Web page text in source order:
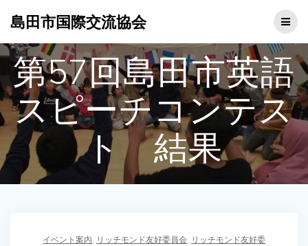
ン
ツ
へ
キ
ッ
プ
島田市国際交流協会
第57回島田市英語
スピーチコンテス
ト 結果
イベント案内, リッチモンド友好委員会, リッチモンド友好委